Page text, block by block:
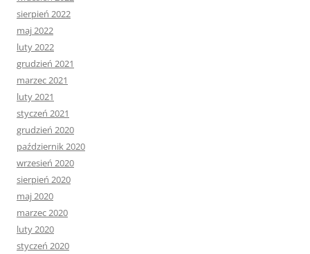
sierpień 2022
maj 2022
luty 2022
grudzień 2021
marzec 2021
luty 2021
styczeń 2021
grudzień 2020
październik 2020
wrzesień 2020
sierpień 2020
maj 2020
marzec 2020
luty 2020
styczeń 2020